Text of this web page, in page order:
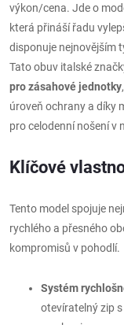
výkon/cena. Jde o
která přináší řadu
disponuje nejnovějším
Tato obuv italské
pro zásahové jednotky
úroveň ochrany a díky
pro celodenní nošení v
Klíčové
Tento model spojuje
rychlého a přesného
kompromisů v pohodlí.
Systém
otevíratelný zip